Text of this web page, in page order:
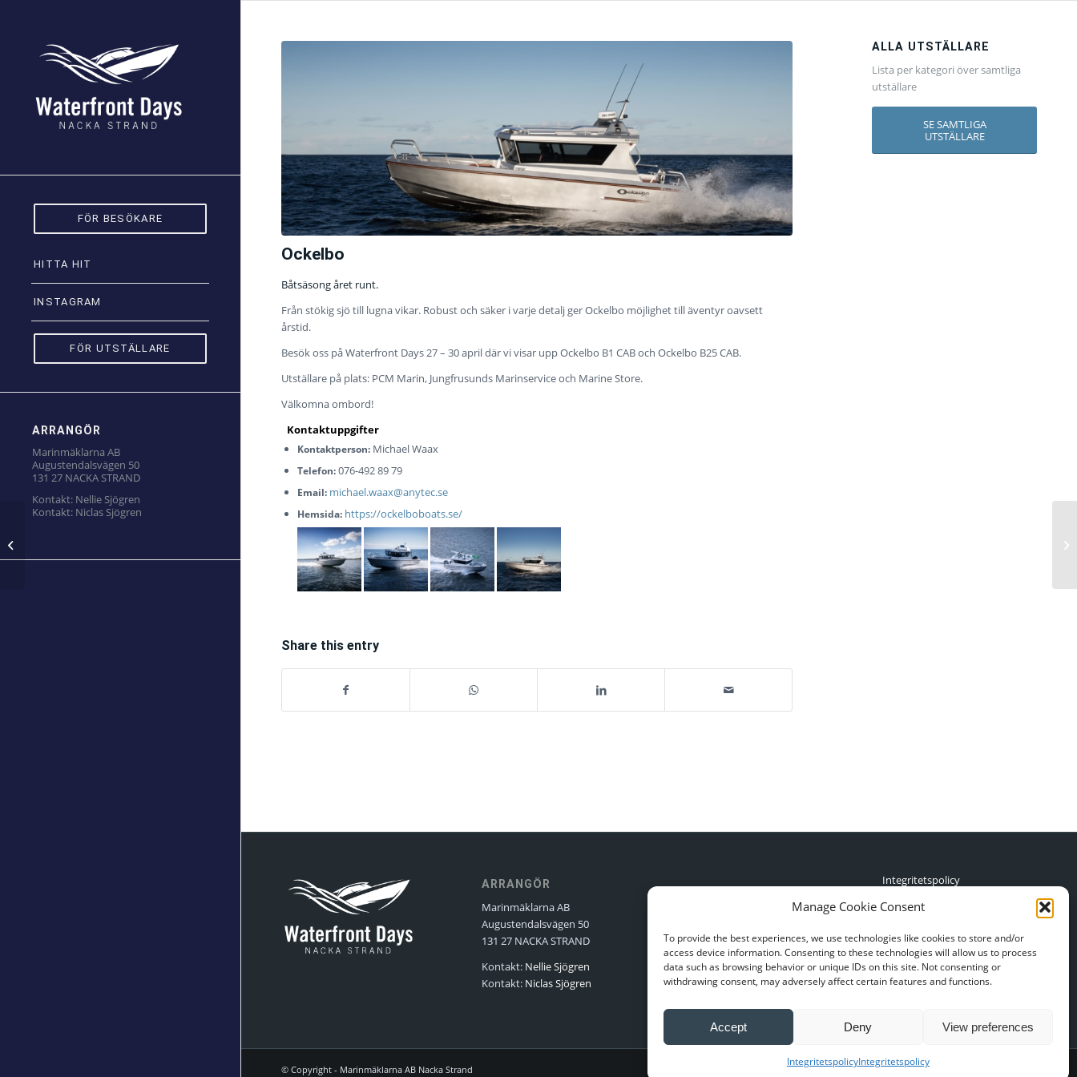
Manage Cookie Consent
To provide the best experiences, we use technologies like cookies to store and/or
access device information. Consenting to these technologies will allow us to process
data such as browsing behavior or unique IDs on this site. Not consenting or
withdrawing consent, may adversely affect certain features and functions.
Accept Deny View preferences
IntegritetspolicyIntegritetspolicy
FÖR BESÖKARE
HITTA HIT
INSTAGRAM
FÖR UTSTÄLLARE
ARRANGÖR
Marinmäklarna AB
Augustendalsvägen 50
131 27 NACKA STRAND
Kontakt: Nellie Sjögren
Kontakt: Niclas Sjögren
Ockelbo
Båtsäsong året runt.
Från stökig sjö till lugna vikar. Robust och säker i varje detalj ger Ockelbo möjlighet till äventyr oavsett
årstid.
Besök oss på Waterfront Days 27 – 30 april där vi visar upp Ockelbo B1 CAB och Ockelbo B25 CAB.
Utställare på plats: PCM Marin, Jungfrusunds Marinservice och Marine Store.
Välkomna ombord!
Kontaktperson: Michael Waax
Telefon:076-492 89 79
Email: michael.waax@anytec.se
Hemsida: https://ockelboboats.se/
Share this entry
ALLA UTSTÄLLARE
Lista per kategori över samtliga
utställare
SE SAMTLIGA
UTSTÄLLARE
ARRANGÖR
Marinmäklarna AB
Augustendalsvägen 50
131 27 NACKA STRAND
Kontakt: Nellie Sjögren
Kontakt: Niclas Sjögren
Integritetspolicy
Login
© Copyright - Marinmäklarna AB Nacka Strand